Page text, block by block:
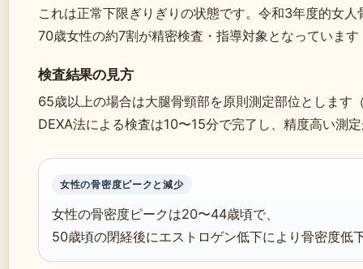
これは正常下限ぎりぎりの状態です。令和3年度的女人
70歳女性の約7割が精密検査・指導対象となっています
検査結果の見方
65歳以上の場合は大腿骨頸部を原則測定部位とします
DEXA法による検査は10〜15分で完了し、精度高い測
女性の骨密度ピークと減少
女性の骨密度ピークは20〜44歳頃で、
50歳頃の閉経後にエストロゲン低下により骨密度低